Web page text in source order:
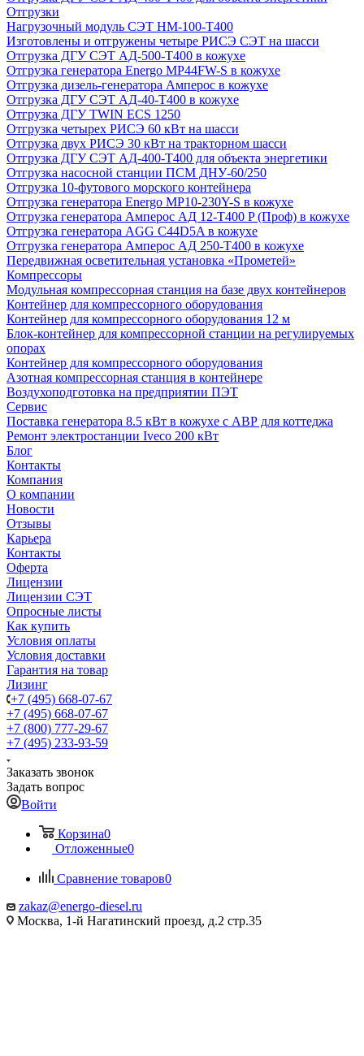
Отгрузки
Нагрузочный модуль СЭТ НМ-100-Т400
Изготовлены и отгружены четыре РИСЭ СЭТ на шасси
Отгрузка ДГУ СЭТ АД-500-Т400 в кожухе
Отгрузка генератора Energo MP44FW-S в кожухе
Отгрузка дизель-генератора Амперос в кожухе
Отгрузка ДГУ СЭТ АД-40-Т400 в кожухе
Отгрузка ДГУ TWIN ECS 1250
Отгрузка четырех РИСЭ 60 кВт на шасси
Отгрузка двух РИСЭ 30 кВт на тракторном шасси
Отгрузка ДГУ СЭТ АД-400-Т400 для объекта энергетики
Отгрузка насосной станции ПСМ ДНУ-60/250
Отгрузка 10-футового морского контейнера
Отгрузка генератора Energo MP10-230Y-S в кожухе
Отгрузка генератора Амперос АД 12-Т400 P (Проф) в кожухе
Отгрузка генератора AGG C44D5A в кожухе
Отгрузка генератора Амперос АД 250-Т400 в кожухе
Передвижная осветительная установка «Прометей»
Компрессоры
Модульная компрессорная станция на базе двух контейнеров
Контейнер для компрессорного оборудования
Контейнер для компрессорного оборудования 12 м
Блок-контейнер для компрессорной станции на регулируемых
опорах
Контейнер для компрессорного оборудования
Азотная компрессорная станция в контейнере
Воздухоподготовка на предприятии ПЭТ
Сервис
Поставка генератора 8.5 кВт в кожухе с АВР для коттеджа
Ремонт электростанции Iveco 200 кВт
Блог
Контакты
Компания
О компании
Новости
Отзывы
Карьера
Контакты
Оферта
Лицензии
Лицензии СЭТ
Опросные листы
Как купить
Условия оплаты
Условия доставки
Гарантия на товар
Лизинг
+7 (495) 668-07-67
+7 (495) 668-07-67
+7 (800) 777-29-67
+7 (495) 233-93-59
Заказать звонок
Задать вопрос
Войти
Корзина0
Отложенные0
Сравнение товаров0
zakaz@energo-diesel.ru
Москва, 1-й Нагатинский проезд, д.2 стр.35